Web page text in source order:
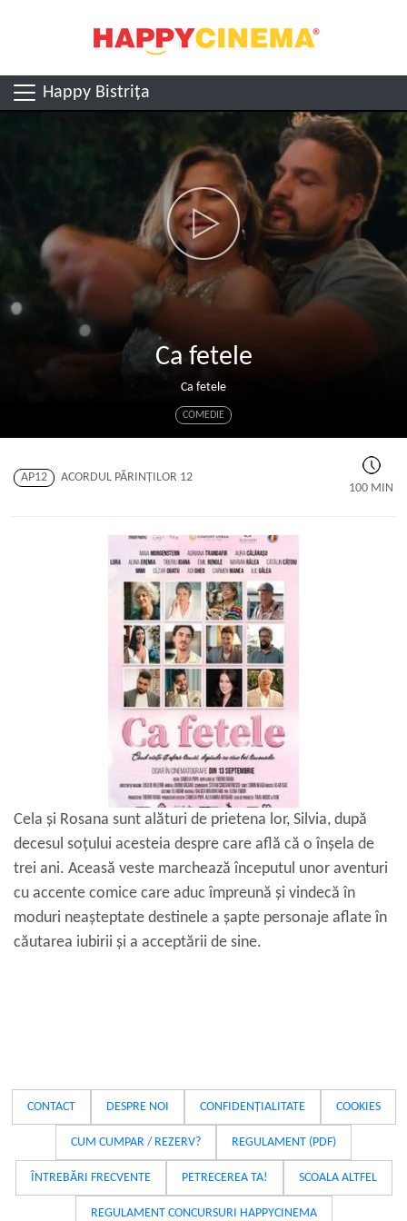
Happy Bistrița
Ca fetele
Ca fetele
COMEDIE
AP12
ACORDUL PĂRINŢILOR 12
100 MIN
Cela și Rosana sunt alături de prietena lor, Silvia, după
decesul soțului acesteia despre care află că o înșela de
trei ani. Aceasă veste marchează începutul unor aventuri
cu accente comice care aduc împreună și vindecă în
moduri neașteptate destinele a șapte personaje aflate în
căutarea iubirii și a acceptării de sine.
CONTACT DESPRE NOI CONFIDENȚIALITATE COOKIES
CUM CUMPAR / REZERV? REGULAMENT (PDF)
ÎNTREBĂRI FRECVENTE PETRECEREA TA! SCOALA ALTFEL
REGULAMENT CONCURSURI HAPPYCINEMA